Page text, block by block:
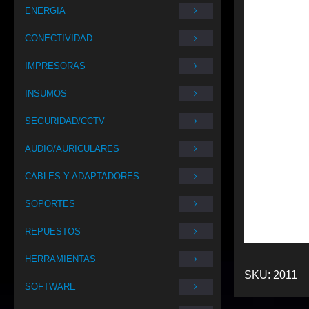
ENERGIA
CONECTIVIDAD
IMPRESORAS
INSUMOS
SEGURIDAD/CCTV
AUDIO/AURICULARES
CABLES Y ADAPTADORES
SOPORTES
REPUESTOS
HERRAMIENTAS
SOFTWARE
SKU: 2011